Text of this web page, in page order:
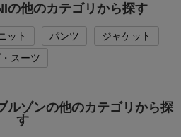
の他のカテゴリから探す
ニット パンツ
ジャケット
スーツ
ルゾンの他のカテゴリから探
す